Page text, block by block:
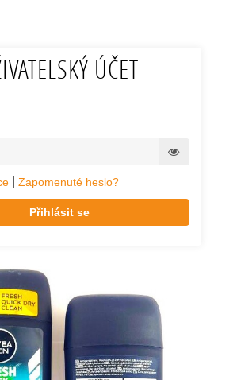
ÚČET
Zapomenuté heslo?
Přihlásit se